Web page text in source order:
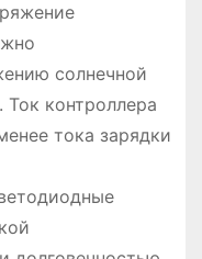
солнечной
Ток контроллера
тока зарядки